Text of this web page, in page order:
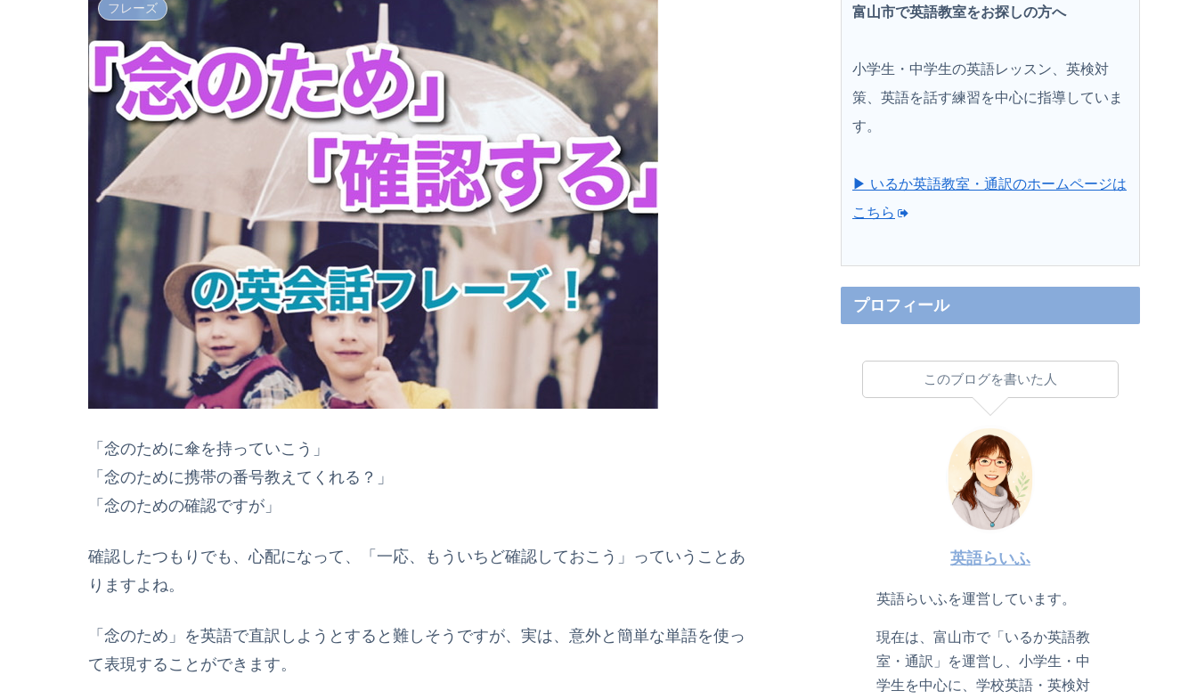
フレーズ
「念のために傘を持っていこう」
「念のために携帯の番号教えてくれる？」
「念のための確認ですが」
確認したつもりでも、心配になって、「一応、もういちど確認しておこう」っていうことあ
りますよね。
「念のため」を英語で直訳しようとすると難しそうですが、実は、意外と簡単な単語を使っ
て表現することができます。
富山市で英語教室をお探しの方へ
小学生・中学生の英語レッスン、英検対
策、英語を話す練習を中心に指導していま
す。
▶ いるか英語教室・通訳のホームページは
こちら
プロフィール
このブログを書いた人
英語らいふ
英語らいふを運営しています。
現在は、富山市で「いるか英語教
室・通訳」を運営し、小学生・中
学生を中心に、学校英語・英検対